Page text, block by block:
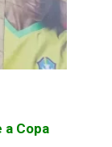
Copa